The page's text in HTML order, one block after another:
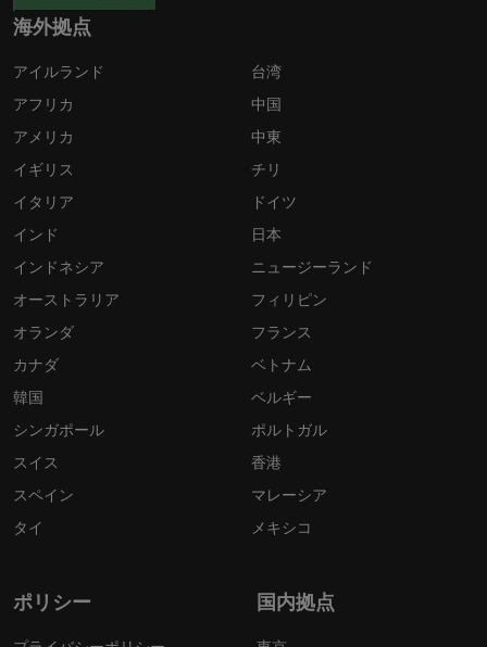
海外拠点
アイルランド
アフリカ
アメリカ
イギリス
イタリア
インド
インドネシア
オーストラリア
オランダ
カナダ
韓国
シンガポール
スイス
スペイン
タイ
台湾
中国
中東
チリ
ドイツ
日本
ニュージーランド
フィリピン
フランス
ベトナム
ベルギー
ポルトガル
香港
マレーシア
メキシコ
ポリシー 国内拠点